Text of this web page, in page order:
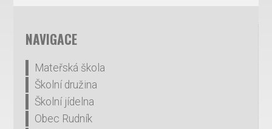
NAVIGACE
Mateřská škola
Školní družina
Školní jídelna
Obec Rudník